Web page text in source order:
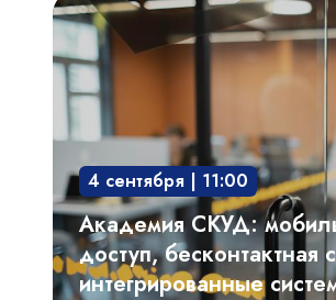
СКУД:
мобильный
доступ,
бесконтактная
интегрированные
системы
4 сентября | 11:00
Академия СКУД:
доступ, бесконтактная
интегрированные